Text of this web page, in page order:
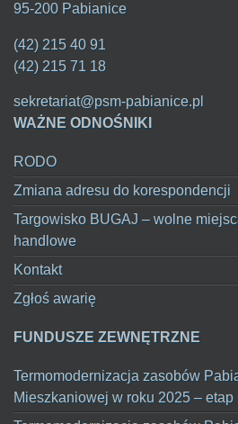
95-200 Pabianice
(42) 215 40 91
(42) 215 71 18
sekretariat@psm-pabianice.pl
WAŻNE ODNOŚNIKI
RODO
Zmiana adresu do korespondencji
Targowisko BUGAJ – wolne
handlowe
Kontakt
Zgłoś awarię
FUNDUSZE ZEWNĘTRZNE
Termomodernizacja zasobów
Mieszkaniowej w roku 2025 – etap